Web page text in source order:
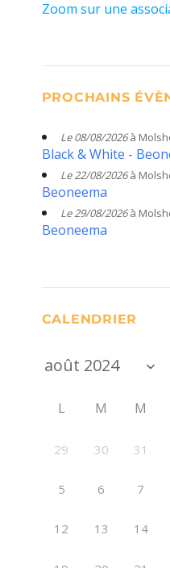
Zoom sur une
PROCHAINS
Le 08/08/2026à
Black & White -
Le 22/08/2026à
Beoneema
Le 29/08/2026à
Beoneema
CALENDRIER
L M M
29 30 31
5 6 7
12 13 14